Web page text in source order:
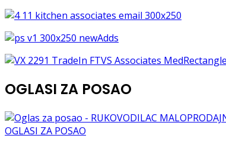
OGLASI ZA POSAO
OGLASI ZA POSAO